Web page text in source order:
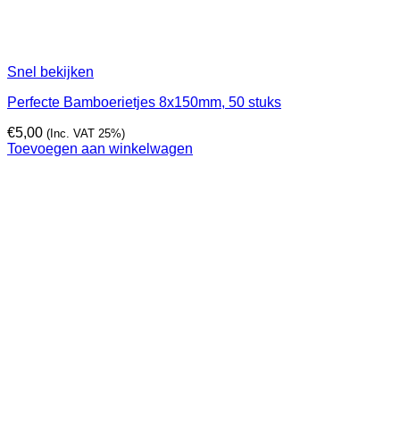
Snel bekijken
Perfecte Bamboerietjes 8x150mm, 50 stuks
€5,00 (Inc. VAT 25%)
Toevoegen aan winkelwagen